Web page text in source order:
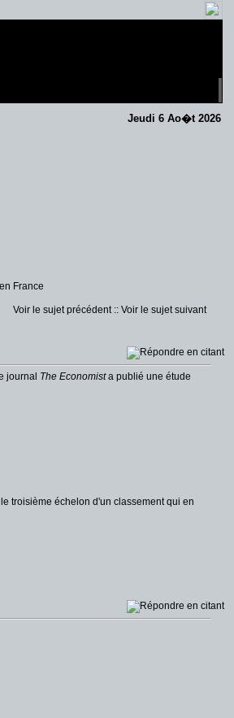
Jeudi 6 Ao�t 2026
France
Voir le sujet précédent:: Voir le sujet suivant
journal The Economista publié une étude
troisième échelon d'un classement qui en